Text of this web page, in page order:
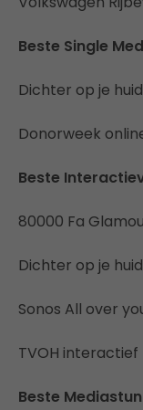
Beste Single
Dichter op je
Donorweek
Beste
80000 Fa
Dichter op je
Sonos All over
TVOH interactief
Beste